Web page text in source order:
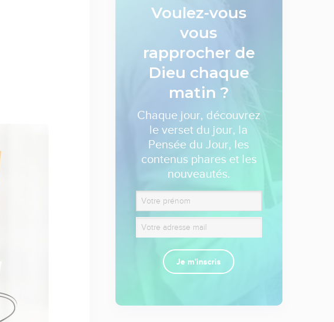
Voulez-vous
vous
rapprocher de
Dieu chaque
matin ?
Chaque jour, découvrez
le verset du jour, la
Pensée du Jour, les
contenus phares et les
nouveautés.
Je m'inscris